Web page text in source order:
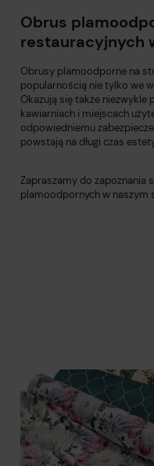
Obrus
restauracyjnych
Obrusy plamoodporne na
popularnością nie tylko we
Okazują się także niezwykle
kawiarniach i miejscach
odpowiedniemu
powstają na długi czas
Zapraszamy do zapoznania
plamoodpornych w naszym